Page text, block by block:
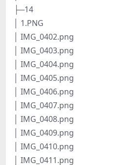
├─14
│ 1.PNG
│ IMG_0402.png
│ IMG_0403.png
│ IMG_0404.png
│ IMG_0405.png
│ IMG_0406.png
│ IMG_0407.png
│ IMG_0408.png
│ IMG_0409.png
│ IMG_0410.png
│ IMG_0411.png